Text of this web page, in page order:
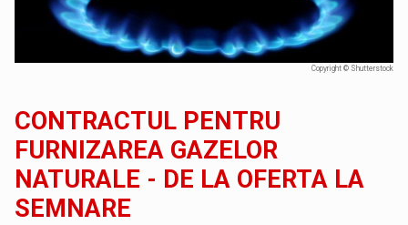
Copyright © Shutterstock
CONTRACTUL PENTRU
FURNIZAREA GAZELOR
NATURALE - DE LA OFERTA LA
SEMNARE